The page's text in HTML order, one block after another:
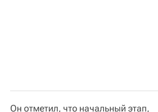
Он отметил, что начальный этап,